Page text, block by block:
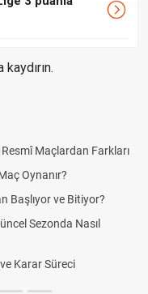
ve Diğer Kısaltmalar Ne
ve Sonuç Kavramları
Futbol Kuralları
Hangi
2026? ÖSYM